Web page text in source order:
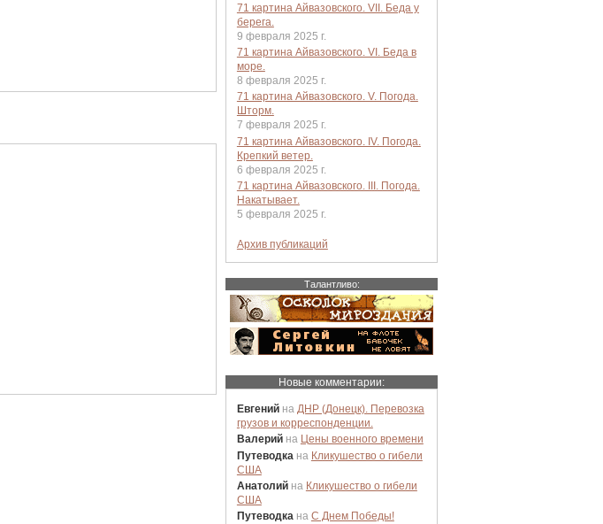
71 картина Айвазовского. VII. Беда у
берега.
9 февраля 2025 г.
71 картина Айвазовского. VI. Беда в
море.
8 февраля 2025 г.
71 картина Айвазовского. V. Погода.
Шторм.
7 февраля 2025 г.
71 картина Айвазовского. IV. Погода.
Крепкий ветер.
6 февраля 2025 г.
71 картина Айвазовского. III. Погода.
Накатывает.
5 февраля 2025 г.
Архив публикаций
Талантливо:
Новые комментарии:
Евгенийна ДНР (Донецк). Перевозка
грузов и корреспонденции.
Валерийна
Цены военного времени
Путеводка на Кликушество о гибели
США
Анатолийна Кликушество о гибели
США
Путеводка на С Днем Победы!